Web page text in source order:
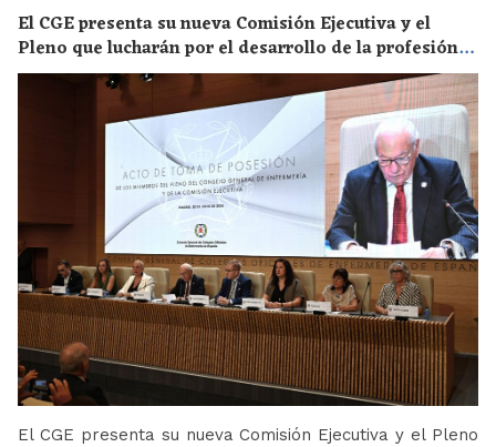
El CGE presenta su nueva Comisión Ejecutiva y el
Pleno que lucharán por el desarrollo de la profesión
en los próximos años
El CGE presenta su nueva Comisión Ejecutiva y el Pleno